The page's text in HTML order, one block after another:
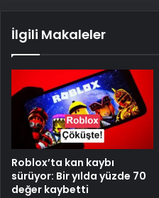
İlgili Makaleler
Roblox’ta kan kaybı
sürüyor: Bir yılda yüzde 70
değer kaybetti